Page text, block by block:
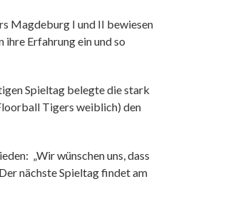
Magdeburg I und II bewiesen
Erfahrung ein und so
Spieltag belegte die stark
Tigers weiblich) den
„Wir wünschen uns, dass
nächste Spieltag findet am